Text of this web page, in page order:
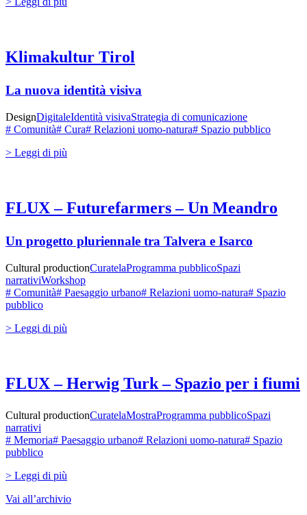
Klimakultur Tirol
La nuova identità visiva
DesignDigitaleIdentità visivaStrategia di comunicazione
# Comunità# Cura# Relazioni uomo-natura# Spazio pubblico
> Leggi di più
FLUX – Futurefarmers – Un Meandro
Un progetto pluriennale tra Talvera e Isarco
Cultural productionCuratelaProgramma pubblicoSpazi
narrativiWorkshop
# Comunità# Paesaggio urbano# Relazioni uomo-natura# Spazio
pubblico
> Leggi di più
FLUX – Herwig Turk – Spazio per i fiumi
Cultural productionCuratelaMostraProgramma pubblicoSpazi
narrativi
# Memoria# Paesaggio urbano# Relazioni uomo-natura# Spazio
pubblico
> Leggi di più
Vai all’archivio